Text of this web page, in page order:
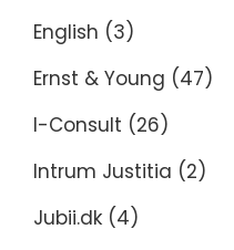
English (3)
Ernst & Young (47)
I-Consult (26)
Intrum Justitia (2)
Jubii.dk (4)